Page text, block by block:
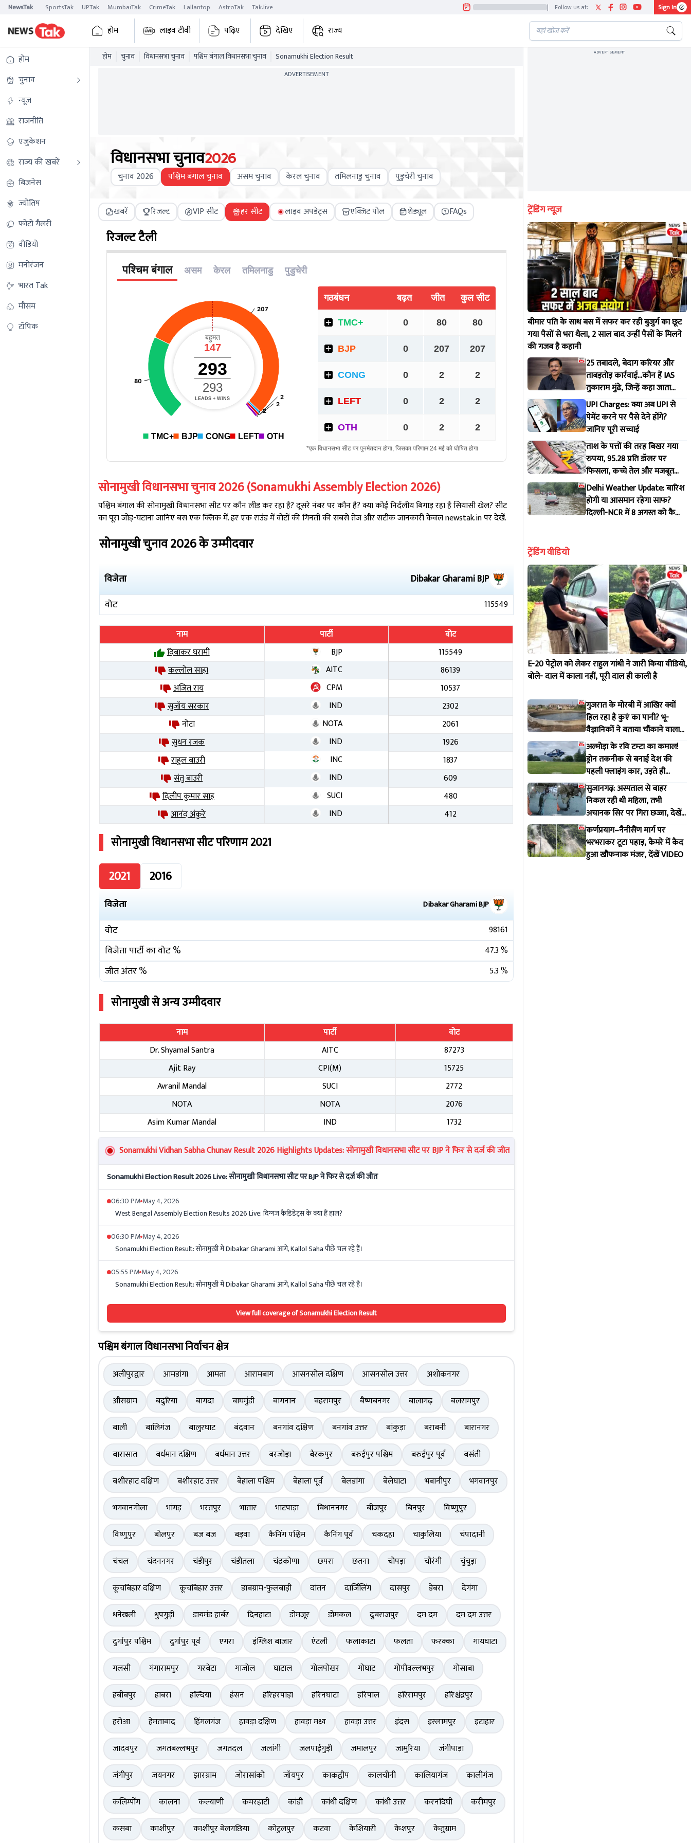
NewsTak SportsTak UPTak MumbaiTak CrimeTak Lallantop AstroTak Tak.live | Follow us at: Sign In
होम लाइव टीवी पढ़िए देखिए राज्य
होम
चुनाव
न्यूज़
राजनीति
एजुकेशन
राज्य की खबरें
बिजनेस
ज्योतिष
फोटो गैलरी
वीडियो
मनोरंजन
भारत Tak
मौसम
टॉपिक
होम चुनाव विधानसभा चुनाव पश्चिम बंगाल विधानसभा चुनाव Sonamukhi Election Result
ADVERTISEMENT
विधानसभा चुनाव2026
चुनाव 2026 पश्चिम बंगाल चुनाव असम चुनाव केरल चुनाव तमिलनाडु चुनाव पुडुचेरी चुनाव
खबरें रिजल्ट VIP सीट हर सीट लाइव अपडेट्स एक्जिट पोल शेड्यूल FAQs
रिजल्ट टैली
सोनामुखीविधानसभा चुनाव2026(SonamukhiAssembly Election2026)
पश्चिम बंगालकीसोनामुखीविधानसभा सीट पर कौन लीड कर रहा है? दूसरे नंबर पर कौन है? क्या कोई निर्दलीय बिगाड़ रहा है सियासी खेल? सीट
का पूरा जोड़-घटाना जानिए बस एक क्लिक में. हर एक राउंड में वोटों की गिनती की सबसे तेज और सटीक जानकारी केवल newstak.in पर देखें.
सोनामुखीचुनाव2026के उम्मीदवार
विजेता Dibakar GharamiBJP
वोट
115549
नाम पार्टी
वोट
दिबाकर घरामी
BJP
115549
कल्लोल साहा
AITC
86139
अजित राय
CPM
10537
सुजॉय सरकार
IND
2302
नोटा
NOTA
2061
सुधन रजक
IND
1926
राहुल बाउरी
INC
1837
संतु बाउरी
IND
609
दिलीप कुमार साह
SUCI
480
आनंद अंकुरे
IND 412
सोनामुखीविधानसभा सीट परिणाम2021
2021
2016
विजेता Dibakar GharamiBJP
वोट 98161
विजेता पार्टी का वोट % 47.3%
जीत अंतर % 5.3%
सोनामुखीसे अन्य उम्मीदवार
नाम पार्टी
वोट
Dr. Shyamal Santra
AITC
87273
Ajit Ray
CPI(M)
15725
Avranil Mandal
SUCI
2772
NOTA
NOTA
2076
Asim Kumar Mandal
IND 1732
Sonamukhi Vidhan Sabha Chunav Result 2026 Highlights Updates: सोनामुखी विधानसभा सीट पर BJP ने फिर से दर्ज की जीत
Sonamukhi Election Result 2026 Live: सोनामुखी विधानसभा सीट पर BJP ने फिर से दर्ज की जीत
06:30 PMMay 4, 2026
West Bengal Assembly Election Results 2026 Live: दिग्गज कैंडिडेट्स के क्या हैं हाल?
06:30 PMMay 4, 2026
Sonamukhi Election Result: सोनामुखी में Dibakar Gharami आगे, Kallol Saha पीछे चल रहे हैं।
05:55 PMMay 4, 2026
Sonamukhi Election Result: सोनामुखी में Dibakar Gharami आगे, Kallol Saha पीछे चल रहे हैं।
View full coverage of Sonamukhi Election Result
पश्चिम बंगाल विधानसभा निर्वाचन क्षेत्र
अलीपुरद्वार आमडांगा आमता आरामबाग आसनसोल दक्षिण आसनसोल उत्तर
अशोकनगर
औसग्राम
बदुरिया बागदा बाघमुंडी बागनान बहरामपुर बैष्णबनगर बालागढ़
बलरामपुर
बाली
बालिगंज बालुरघाट बंदवान बनगांव दक्षिण बनगांव उत्तर बांकुड़ा बराबनी
बारानगर
बारासात
बर्धमान दक्षिण बर्धमान उत्तर बरजोड़ा बैरकपुर बरुईपुर पश्चिम बरुईपुर पूर्व
बसंती
बशीरहाट दक्षिण
बशीरहाट उत्तर बेहाला पश्चिम बेहाला पूर्व बेलडांगा बेलेघाटा भबानीपुर
भगवानपुर
भगवानगोला
भांगड़ भरतपुर भातार भाटपाड़ा बिधाननगर बीजपुर बिनपुर
विष्णुपुर
विष्णुपुर
बोलपुर बज बज बड़वा कैनिंग पश्चिम कैनिंग पूर्व चकदहा चाकुलिया
चंपादानी
चंचल
चंदननगर चंडीपुर चंडीतला चंद्रकोणा छपरा छतना चोपड़ा चौरंगी
चुंचुड़ा
कूचबिहार दक्षिण
कूचबिहार उत्तर डाबग्राम-फुलबाड़ी दांतन दार्जिलिंग दासपुर डेबरा
देगंगा
धनेखली
धुपगुड़ी डायमंड हार्बर दिनहाटा डोमजूर डोमकल दुबराजपुर दम दम
दम दम उत्तर
दुर्गापुर पश्चिम
दुर्गापुर पूर्व एगरा इंग्लिश बाजार एंटली फलाकाटा फलता फरक्का
गायघाटा
गलसी
गंगारामपुर गरबेटा गाजोल घाटाल गोलपोखर गोघाट गोपीवल्लभपुर
गोसाबा
हबीबपुर
हाबरा हल्दिया हंसन हरिहरपाड़ा हरिनघाटा हरिपाल हरिरामपुर
हरिश्चंद्रपुर
हरोआ
हेमताबाद हिंगलगंज हावड़ा दक्षिण हावड़ा मध्य हावड़ा उत्तर इंदस इस्लामपुर
इटाहार
जादवपुर
जगतबल्लभपुर जगतदल जलांगी जलपाईगुड़ी जमालपुर जामुरिया
जंगीपाड़ा
जंगीपुर
जयनगर झारग्राम जोरासांको जॉयपुर काकद्वीप कालचीनी कालियागंज
कालीगंज
कलिम्पोंग
कालना कल्याणी कमरहाटी कांडी कांथी दक्षिण कांथी उत्तर करनदिघी
करीमपुर
कसबा
काशीपुर काशीपुर बेलगछिया कोटुलपुर कटवा केशियारी केशपुर केतुग्राम
ADVERTISEMENT
ट्रेंडिंग न्यूज़
बीमार पति के साथ बस में सफर कर रही बुजुर्ग का छूट
गया पैसों से भरा थैला, 2 साल बाद उन्हीं पैसों के मिलने
की गजब है कहानी
25 तबादले, बेदाग करियर और
ताबड़तोड़ कार्रवाई...कौन हैं IAS
तुकाराम मुंढे, जिन्हें कहा जाता
महाराष्ट्र FDA का 'सिंघम'
UPI Charges: क्या अब UPI से
पेमेंट करने पर पैसे देने होंगे?
जानिए पूरी सच्चाई
ताश के पत्तों की तरह बिखर गया
रुपया, 95.28 प्रति डॉलर पर
फिसला, कच्चे तेल और मजबूत
डॉलर से दबाव, पूरी डिटेल
Delhi Weather Update: बारिश
होगी या आसमान रहेगा साफ?
दिल्ली-NCR में 8 अगस्त को कैसा
ट्रेंडिंग वीडियो
E-20 पेट्रोल को लेकर राहुल गांधी ने जारी किया वीडियो,
बोले- दाल में काला नहीं, पूरी दाल ही काली है
गुजरात के मोरबी में आखिर क्यों
हिल रहा है कुएं का पानी? भू-
वैज्ञानिकों ने बताया चौंकाने वाला
सच
अल्मोड़ा के रवि टम्टा का कमाल!
ड्रोन तकनीक से बनाई देश की
पहली फ्लाइंग कार, उड़ते ही
वायरल हुआ वीडियो
सुजानगढ़: अस्पताल से बाहर
निकल रही थी महिला, तभी
अचानक सिर पर गिरा छज्जा, देखें
VIDEO
कर्णप्रयाग–नैनीसैंण मार्ग पर
भरभराकर टूटा पहाड़, कैमरे में कैद
हुआ खौफनाक मंजर, देंखें VIDEO